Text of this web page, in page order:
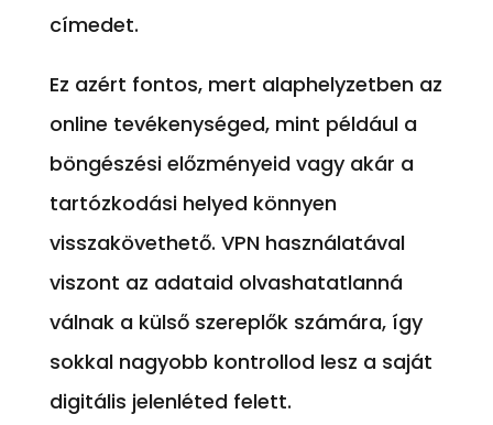
címedet.
Ez azért fontos, mert alaphelyzetben az
online tevékenységed, mint például a
böngészési előzményeid vagy akár a
tartózkodási helyed könnyen
visszakövethető. VPN használatával
viszont az adataid olvashatatlanná
válnak a külső szereplők számára, így
sokkal nagyobb kontrollod lesz a saját
digitális jelenléted felett.